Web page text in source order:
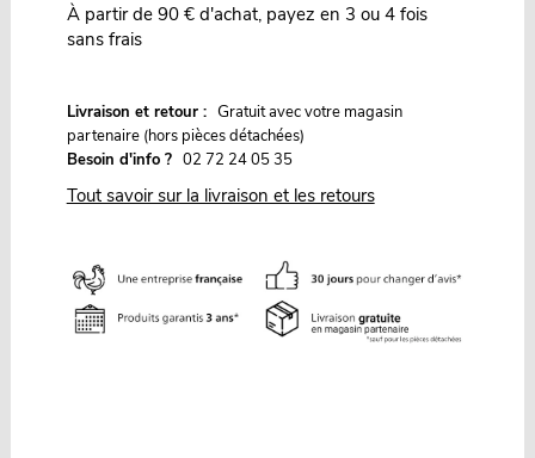
À partir de 90 € d'achat, payez en 3 ou 4 fois
sans frais
Livraison et retour : Gratuit avec votre magasin
partenaire (hors pièces détachées)
Besoin d'info ? 02 72 24 05 35
Tout savoir sur la livraison et les retours